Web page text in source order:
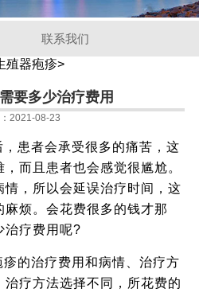
联系我们
殖器疱疹>
要多少治疗费用
2021-08-23
患者会承受很多的痛苦，这
而且患者也会感觉很尴尬。
，所以会延误治疗时间，这
烦。会花费很多的钱才那
治疗费用呢?
的治疗费用和病情、治疗方
疗方法选择不同，所花费的